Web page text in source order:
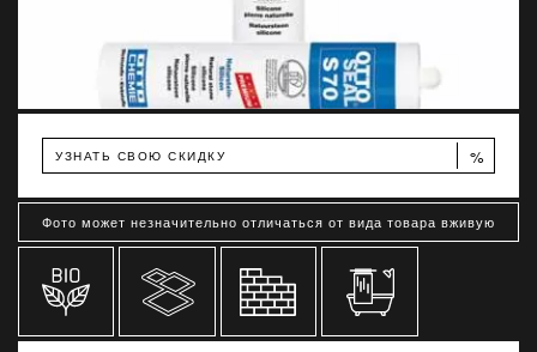
УЗНАТЬ СВОЮ СКИДКУ %
Фото может незначительно отличаться от вида товара вживую